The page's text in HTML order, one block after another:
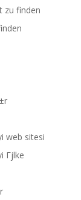
zu finden
web sitesi
Гјlke